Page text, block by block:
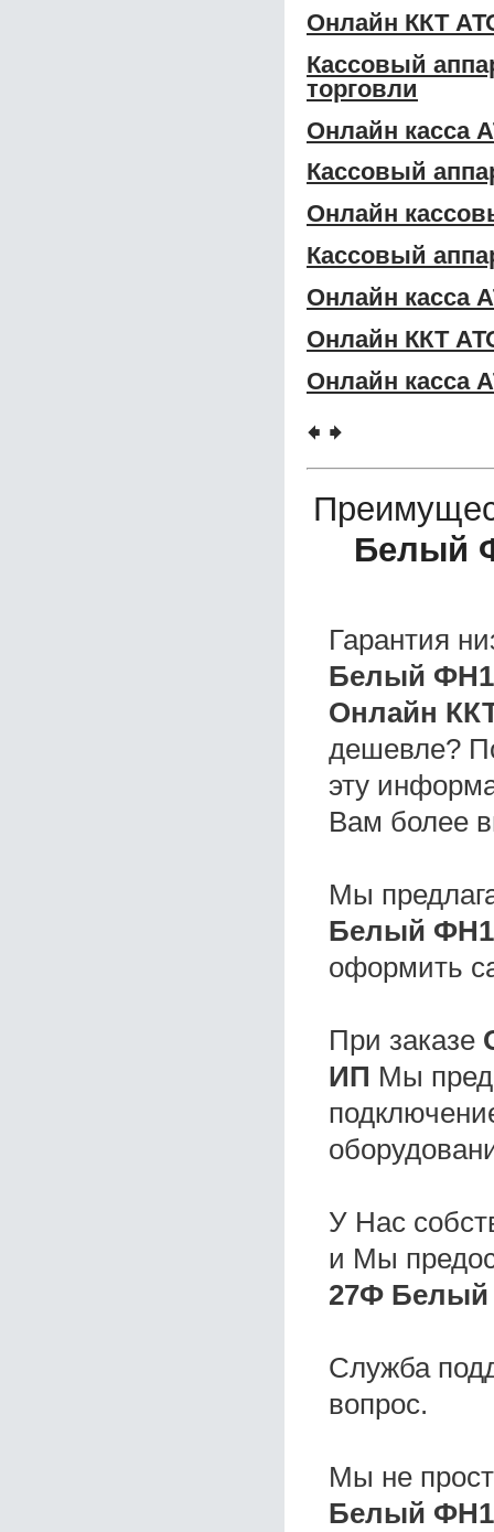
Онлайн ККТ
Кассовый
торговли
Онлайн касса
Кассовый
Онлайн
Кассовый
Онлайн касса
Онлайн ККТ
Онлайн касса
🠸 🠺
Белый
Гарантия
Белый
Онлайн
дешевле?
эту
Вам более
Мы
Белый
оформить
При заказе
ИП Мы
У Нас
и Мы
27Ф
Служба
вопрос.
Мы не
Белый